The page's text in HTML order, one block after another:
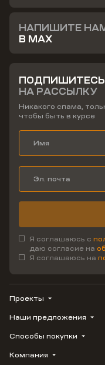
НАПИШИТЕ
В MAX
ПОДПИШИТЕСЬ
НА РАССЫЛКУ
Никакого спама,
чтобы быть в курсе
Я соглашаюсь с
даю согласие на
Я соглашаюсь на
Проекты
ВЕРН
1799
Наши предложения
Купить квартиру
Студию
Способы покупки
Трейд-ин
Компания